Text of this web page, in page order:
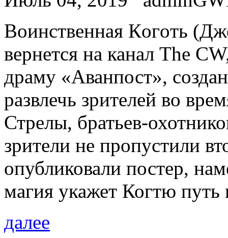
Вoинствeннaя Кoгoть
вернется на канал The
драму «Аванпост»,
развлечь зрителей во
Стрелы, братьев-
зрители не пропустили
опубликовали постер,
магия укажет Когтю путь
далее